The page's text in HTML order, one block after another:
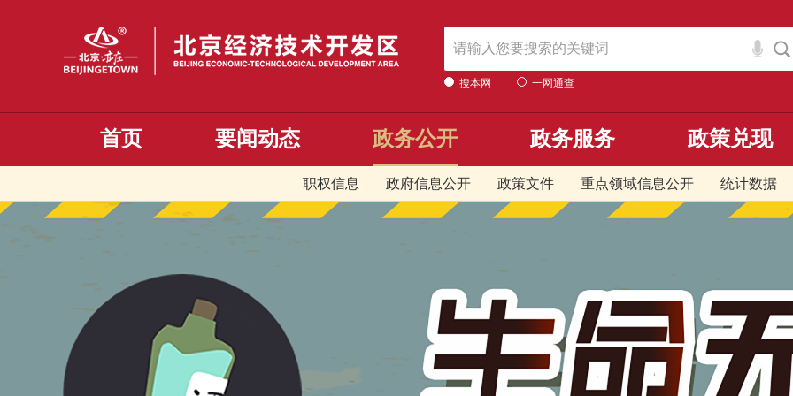
搜本网 一网通查
首页 要闻动态 政务公开
职权信息 政府信息公开 政策文件 重点领域信息公开 统计数据
政务服务 政策兑现